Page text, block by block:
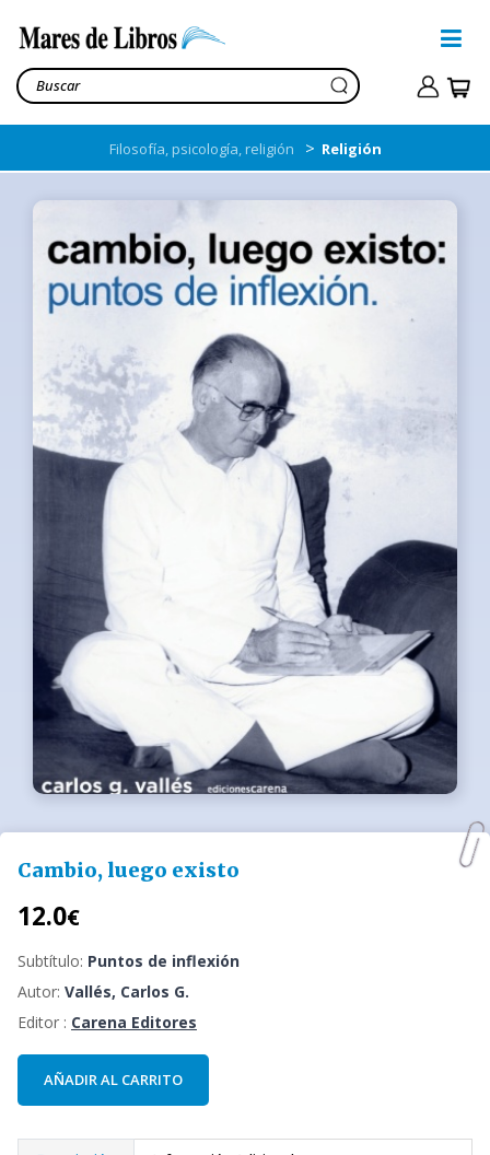
Filosofía, psicología, religión > Religión
Cambio, luego existo
12.0€
Subtítulo: Puntos de inflexión
Autor: Vallés, Carlos G.
Editor : Carena Editores
AÑADIR AL CARRITO